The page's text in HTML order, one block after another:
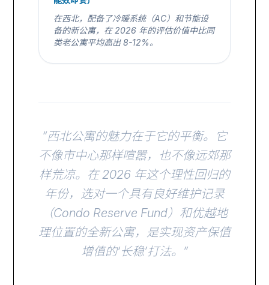
在西北，配备了冷暖系统（AC）和节能设
备的新公寓，在 2026 年的评估价值中比同
类老公寓平均高出 8-12%。
“西北公寓的魅力在于它的平衡。它
不像市中心那样喧嚣，也不像远郊那
样荒凉。在 2026 年这个理性回归的
年份，选对一个具有良好维护记录
（Condo Reserve Fund）和优越地
理位置的全新公寓，是实现资产保值
增值的‘长稳’打法。”